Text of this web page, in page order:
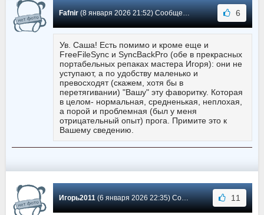
Fafnir(8 января 2026 21:52) Сообщение #103 6
Ув. Саша! Есть помимо и кроме еще и
FreeFileSync и SyncBackPro (обе в прекрасных
портабельных репаках мастера Игоря): они не
уступают, а по удобству маленько и
превосходят (скажем, хотя бы в
перетягивании) "Вашу" эту фаворитку. Которая
в целом- нормальная, средненькая, неплохая,
а порой и проблемная (был у меня
отрицательный опыт) прога. Примите это к
Вашему сведению.
Игорь2011(6 января 2026 22:35) Сообщение #102 11